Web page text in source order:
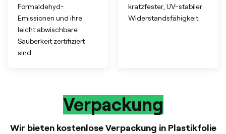
Formaldehyd-
Emissionen und ihre
leicht abwischbare
Sauberkeit zertifiziert
sind.
kratzfester, UV-stabiler
Widerstandsfähigkeit.
Verpackung
Wir bieten kostenlose Verpackung in Plastikfolie